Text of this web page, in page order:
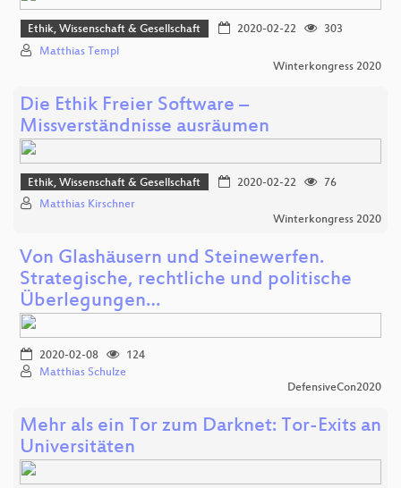
Ethik, Wissenschaft & Gesellschaft 2020-02-22
303
Matthias Templ
Winterkongress 2020
Die Ethik Freier Software –
Missverständnisse ausräumen
Ethik, Wissenschaft & Gesellschaft 2020-02-22
76
Matthias Kirschner
Winterkongress 2020
Von Glashäusern und Steinewerfen.
Strategische, rechtliche und politische
Überlegungen…
2020-02-08
124
Matthias Schulze
DefensiveCon2020
Mehr als ein Tor zum Darknet: Tor-Exits an
Universitäten